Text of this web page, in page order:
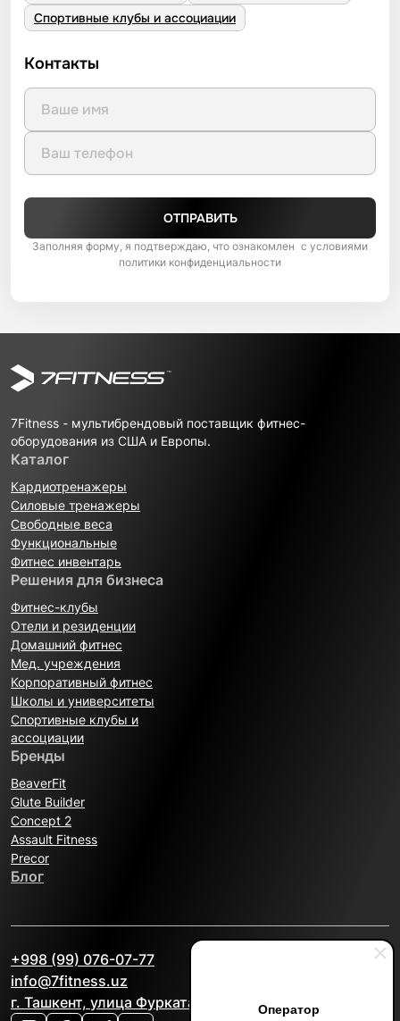
Оператор
Спортивные клубы и ассоциации
Контакты
ОТПРАВИТЬ
Заполняя форму, я подтверждаю, что ознакомлен с условиями
политики конфиденциальности
7Fitness - мультибрендовый поставщик фитнес-
оборудования из США и Европы.
Каталог
Кардиотренажеры
Силовые тренажеры
Свободные веса
Функциональные
Фитнес инвентарь
Решения для бизнеса
Фитнес-клубы
Отели и резиденции
Домашний фитнес
Мед. учреждения
Корпоративный фитнес
Школы и университеты
Спортивные клубы и
ассоциации
Бренды
BeaverFit
Glute Builder
Concept 2
Assault Fitness
Precor
Блог
+998 (99) 076-07-77
info@7fitness.uz
г. Ташкент, улица Фурката, 2А